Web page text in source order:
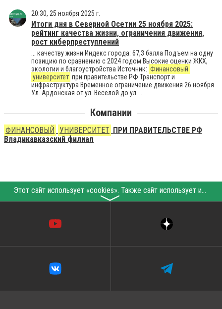
20:30, 25 ноября 2025 г.
Итоги дня в Северной Осетии 25 ноября 2025:
рейтинг качества жизни, ограничения движения,
рост киберпреступлений
... качеству жизни Индекс города: 67,3 балла Подъем на одну
позицию по сравнению с 2024 годом Высокие оценки ЖКХ,
экологии и благоустройства Источник: Финансовый
университет при правительстве РФ Транспорт и
инфраструктура Временное ограничение движения 26 ноября
Ул. Ардонская от ул. Веселой до ул. ...
Компании
ФИНАНСОВЫЙ УНИВЕРСИТЕТ ПРИ ПРАВИТЕЛЬСТВЕ РФ
Владикавказский филиал
Этот сайт использует «cookies». Также сайт использует интернет-сервис для сбора технических данных касательно посетителей с целью получения маркетинговой и статистической информации. Условия обработки данных посетителей сайта см.
〉